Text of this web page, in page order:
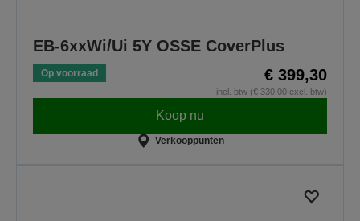
EB-6xxWi/Ui 5Y OSSE CoverPlus
Op voorraad € 399,30
incl. btw (€ 330,00 excl. btw)
Koop nu
Verkooppunten